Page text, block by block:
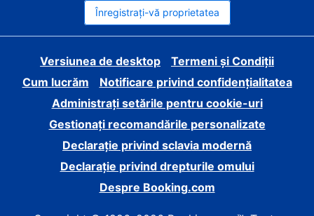
Înregistrați-vă proprietatea
Versiunea de desktop
Termeni și Condiții
Cum lucrăm
Notificare privind confidențialitatea
Administrați setările pentru cookie-uri
Gestionați recomandările personalizate
Declarație privind sclavia modernă
Declarație privind drepturile omului
Despre Booking.com